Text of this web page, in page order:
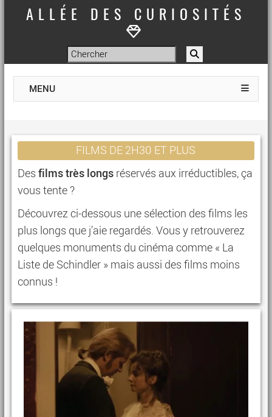
ALLÉE DES CURIOSITÉS
MENU
FILMS DE 2H30 ET PLUS
Des films très longsréservés aux irréductibles, ça
vous tente ?
Découvrez ci-dessous une sélection des films les
plus longs que j’aie regardés. Vous y retrouverez
quelques monuments du cinéma comme « La
Liste de Schindler » mais aussi des films moins
connus !